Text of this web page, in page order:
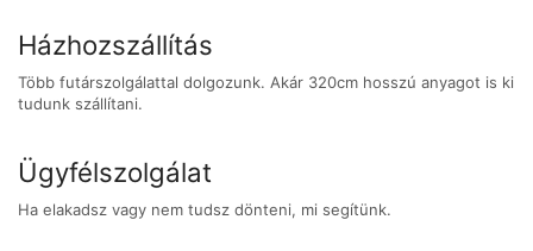
Házhozszállítás
Több futárszolgálattal dolgozunk. Akár 320cm hosszú anyagot is ki
tudunk szállítani.
Ügyfélszolgálat
Ha elakadsz vagy nem tudsz dönteni, mi segítünk.